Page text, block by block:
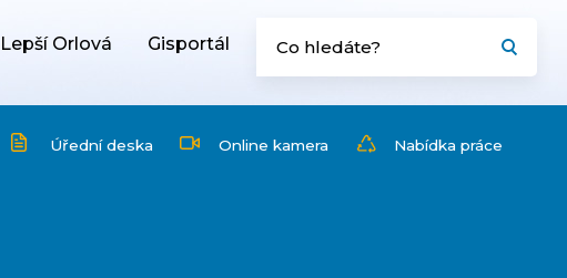
Lepší Orlová Gisportál
Úřední deska Online kamera Nabídka práce